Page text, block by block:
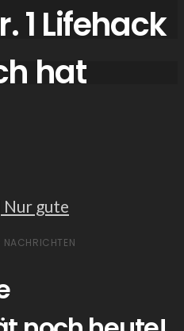
1 Lifehack
hat
NACHRICHTEN